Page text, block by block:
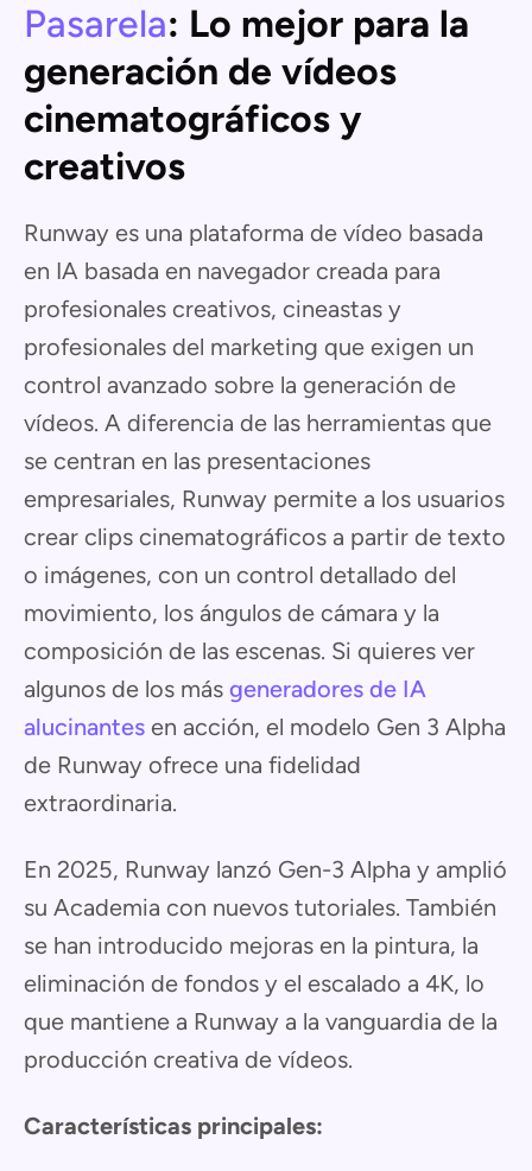
Pasarela: Lo mejor para la
generación de vídeos
cinematográficos y
creativos
Runway es una plataforma de vídeo basada
en IA basada en navegador creada para
profesionales creativos, cineastas y
profesionales del marketing que exigen un
control avanzado sobre la generación de
vídeos. A diferencia de las herramientas que
se centran en las presentaciones
empresariales, Runway permite a los usuarios
crear clips cinematográficos a partir de texto
o imágenes, con un control detallado del
movimiento, los ángulos de cámara y la
composición de las escenas. Si quieres ver
algunos de los más generadores de IA
alucinantes en acción, el modelo Gen 3 Alpha
de Runway ofrece una fidelidad
extraordinaria.
En 2025, Runway lanzó Gen-3 Alpha y amplió
su Academia con nuevos tutoriales. También
se han introducido mejoras en la pintura, la
eliminación de fondos y el escalado a 4K, lo
que mantiene a Runway a la vanguardia de la
producción creativa de vídeos.
Características principales: